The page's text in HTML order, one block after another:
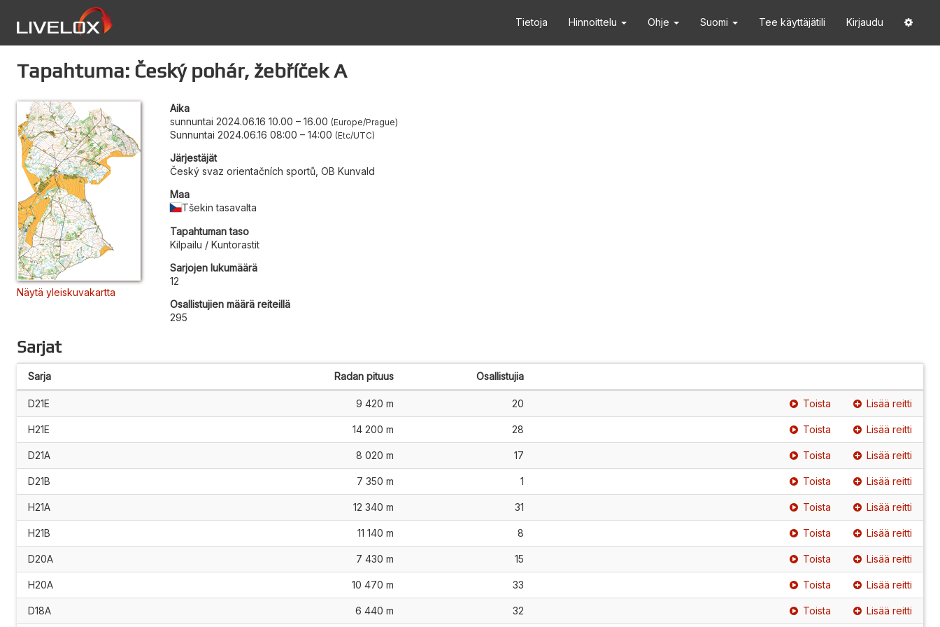
Tietoja Hinnoittelu Ohje Suomi Tee käyttäjätili Kirjaudu
Tapahtuma: Český pohár, žebříček A
Näytä yleiskuvakartta
Aika
sunnuntai 2024.06.16 10.00 – 16.00 Europe/Prague
Sunnuntai 2024.06.16 08:00 – 14:00 Etc/UTC
Järjestäjät
Český svaz orientačních sportů, OB Kunvald
Maa
Tšekin tasavalta
Tapahtuman taso
Kilpailu / Kuntorastit
Sarjojen lukumäärä
12
Osallistujien määrä reiteillä
295
Sarjat
Sarja Radan pituus Osallistujia
D21E 9 420 m 20 Toista Lisää reitti
H21E 14 200 m 28 Toista Lisää reitti
D21A 8 020 m 17 Toista Lisää reitti
D21B 7 350 m 1 Toista Lisää reitti
H21A 12 340 m 31 Toista Lisää reitti
H21B 11 140 m 8 Toista Lisää reitti
D20A 7 430 m 15 Toista Lisää reitti
H20A 10 470 m 33 Toista Lisää reitti
D18A 6 440 m 32 Toista Lisää reitti